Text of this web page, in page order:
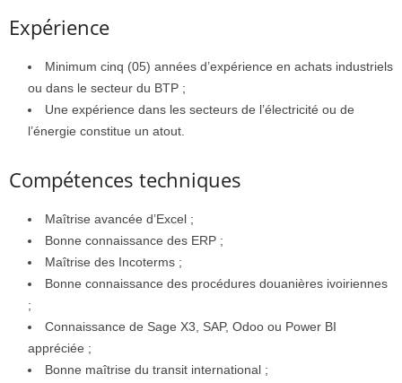
Expérience
Minimum cinq (05) années d’expérience en achats industriels
ou dans le secteur du BTP ;
Une expérience dans les secteurs de l’électricité ou de
l’énergie constitue un atout.
Compétences techniques
Maîtrise avancée d’Excel ;
Bonne connaissance des ERP ;
Maîtrise des Incoterms ;
Bonne connaissance des procédures douanières ivoiriennes
;
Connaissance de Sage X3, SAP, Odoo ou Power BI
appréciée ;
Bonne maîtrise du transit international ;